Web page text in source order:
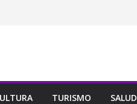
TURISMO SALUD